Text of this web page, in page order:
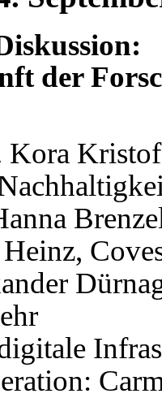
der
Kora